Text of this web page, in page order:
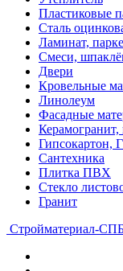
Пластиковые
Сталь
Ламинат,
Смеси,
Двери
Кровельные
Линолеум
Фасадные
Керамогранит,
Сантехника
Плитка ПВХ
Стекло
Гранит
Стройматериал-